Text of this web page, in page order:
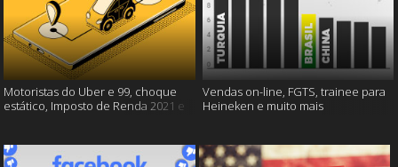
Motoristas do Uber e 99, choque
estático, Imposto de Renda 2021 e
Vendas on-line, FGTS, trainee para
Heineken e muito mais